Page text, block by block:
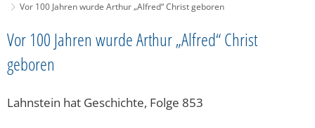
Vor 100 Jahren wurde Arthur „Alfred“ Christ geboren
Vor 100 Jahren wurde Arthur „Alfred“ Christ
geboren
Lahnstein hat Geschichte, Folge 853